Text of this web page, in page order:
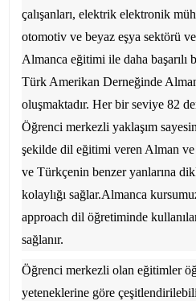
çalışanları, elektrik elektronik
otomotiv ve beyaz eşya sektörü ve
Almanca eğitimi ile daha başarılı
Türk Amerikan Derneğinde
oluşmaktadır. Her bir seviye 82
Öğrenci merkezli yaklaşım
şekilde dil eğitimi veren Alman
ve Türkçenin benzer yanlarına
kolaylığı sağlar.Almanca
approach dil öğretiminde
sağlanır.
Öğrenci merkezli olan eğitimler
yeteneklerine göre